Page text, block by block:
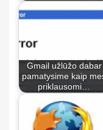
Gmail užlūžo dabar
pamatysime kaip
priklausomi…